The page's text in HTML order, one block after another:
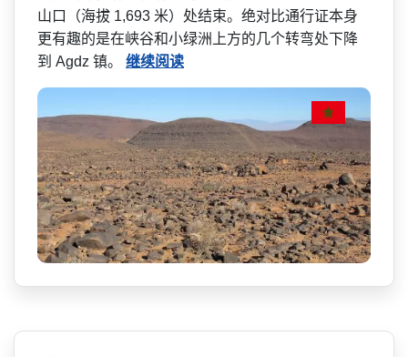
山口（海拔 1,693 米）处结束。绝对比通行证本­身
更有趣的是在峡谷和小绿洲上方的几个转弯处下降
到 Agdz 镇。 继续阅读